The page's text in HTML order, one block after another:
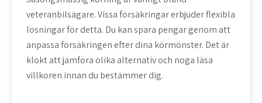
veteranbilsägare. Vissa försäkringar erbjuder flexibla
lösningar för detta. Du kan spara pengar genom att
anpassa försäkringen efter dina körmönster. Det är
klokt att jämföra olika alternativ och noga läsa
villkoren innan du bestämmer dig.